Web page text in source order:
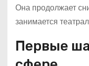
Она продолжает
занимается
Первые